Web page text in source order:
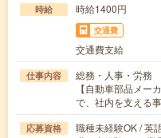
時給 時給1400円
交通費
交通費支給
仕事内容
総務・人事・労務
【自動車部品メー
で、社内を支える
応募資格
職種未経験OK / 英